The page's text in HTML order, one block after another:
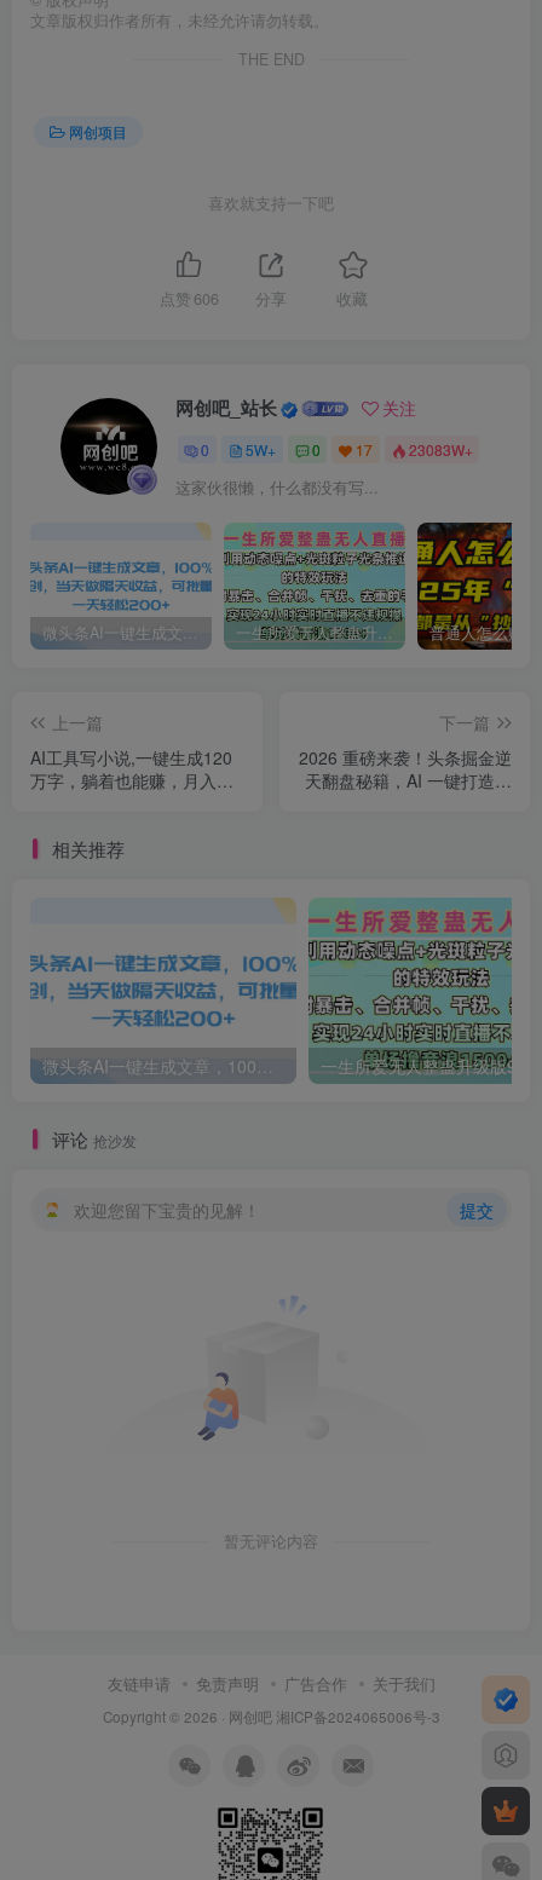
文章版权归作者所有，未经允许请勿转载。
THE END
网创项目
喜欢就支持一下吧
点赞 606 分享 收藏
网创吧_站长 关注
0 5W+ 0 17 23083W+
这家伙很懒，什么都没有写...
微头条AI一键生成文章，100%过原创，当天做隔天收益，可批量，一天轻松200+ 一生所爱无人整蛊升级版9.0，利用动态噪点+光斑粒子光条推进的特效玩法，内附暴击、合并帧、干扰、去重的手法，实现24小时实时直播不违规操，单场日入1500+，小白也能无脑驾驭
上一篇
AI工具写小说,一键生成120
万字，躺着也能赚，月入
下一篇
2026 重磅来袭！头条掘金逆
天翻盘秘籍，AI 一键打造爆
相关推荐
微头条AI一键生成文章，100%过原创，当天做隔天收益，可批量，一天轻松200+
评论 抢沙发
欢迎您留下宝贵的见解！ 提交
暂无评论内容
友链申请 免责声明 广告合作 关于我们
Copyright © 2026 · 网创吧 湘ICP备2024065006号-3